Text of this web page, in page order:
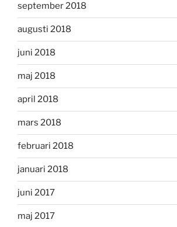
september 2018
augusti 2018
juni 2018
maj 2018
april 2018
mars 2018
februari 2018
januari 2018
juni 2017
maj 2017